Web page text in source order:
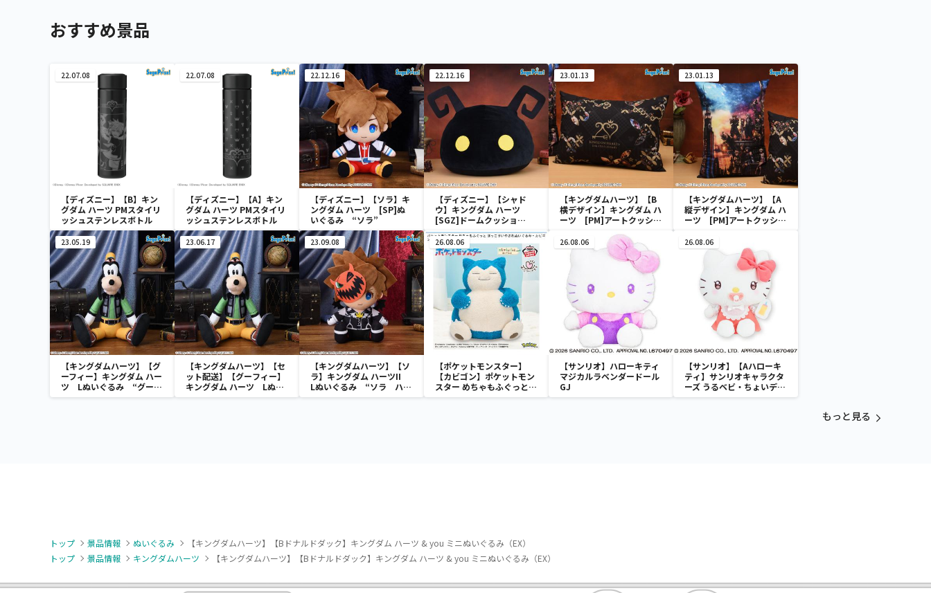
おすすめ景品
22.07.08
【ディズニー】【B】キン
グダム ハーツ PMスタイリ
ッシュステンレスボトル
22.07.08
【ディズニー】【A】キン
グダム ハーツ PMスタイリ
ッシュステンレスボトル
22.12.16
【ディズニー】【ソラ】キ
ングダム ハーツ [SP]ぬ
いぐるみ “ソラ”
22.12.16
【ディズニー】【シャド
ウ】キングダム ハーツ
[SGZ]ドームクッショ
ン “シャドウ”
23.01.13
【キングダムハーツ】【B
横デザイン】キングダム ハ
ーツ [PM]アートクッショ
23.01.13
【キングダムハーツ】【A
縦デザイン】キングダム ハ
ーツ [PM]アートクッショ
23.05.19
【キングダムハーツ】【グ
ーフィー】キングダム ハー
ツ Lぬいぐるみ “グーフ
ィー”
23.06.17
【キングダムハーツ】【セ
ット配送】【グーフィー】
キングダム ハーツ Lぬい
ぐるみ “グーフィー”
23.09.08
【キングダムハーツ】【ソ
ラ】キングダム ハーツII
Lぬいぐるみ “ソラ ハロ
ウィンタウンVer.”
26.08.06
【ポケットモンスター】
【カビゴン】ポケットモン
スター めちゃもふぐっと
ほっこりいやされぬいぐる
26.08.06
【サンリオ】ハローキティ
マジカルラベンダードール
GJ
26.08.06
【サンリオ】【Aハローキ
ティ】サンリオキャラクタ
ーズ うるベビ・ちょいデカ
ドール
もっと見る
トップ 景品情報 ぬいぐるみ
【キングダムハーツ】【Bドナルドダック】キングダム ハーツ & you ミニぬいぐるみ（EX）
トップ
景品情報 キングダムハーツ 【キングダムハーツ】【Bドナルドダック】キングダム ハーツ & you ミニぬいぐるみ（EX）